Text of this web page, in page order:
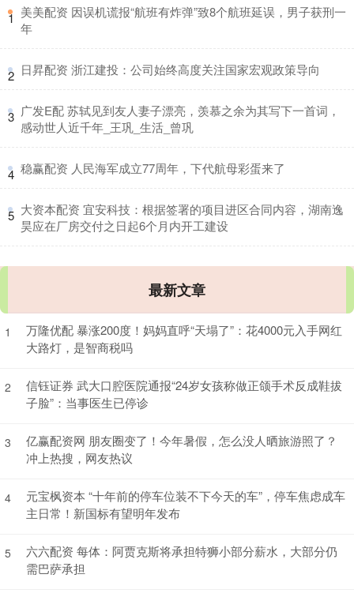
1 ​美美配资 因误机谎报“航班有炸弹”致8个航班延误，男子获刑一
年
2 ​日昇配资 浙江建投：公司始终高度关注国家宏观政策导向
3 ​广发E配 苏轼见到友人妻子漂亮，羡慕之余为其写下一首词，
感动世人近千年_王巩_生活_曾巩
4 ​稳赢配资 人民海军成立77周年，下代航母彩蛋来了
5 ​大资本配资 宜安科技：根据签署的项目进区合同内容，湖南逸
昊应在厂房交付之日起6个月内开工建设
最新文章
1
万隆优配 暴涨200度！妈妈直呼“天塌了”：花4000元入手网红
大路灯，是智商税吗
2
信钰证券 武大口腔医院通报“24岁女孩称做正颌手术反成鞋拔
子脸”：当事医生已停诊
3
亿赢配资网 朋友圈变了！今年暑假，怎么没人晒旅游照了？
冲上热搜，网友热议
4
元宝枫资本 “十年前的停车位装不下今天的车”，停车焦虑成车
主日常！新国标有望明年发布
5
六六配资 每体：阿贾克斯将承担特狮小部分薪水，大部分仍
需巴萨承担